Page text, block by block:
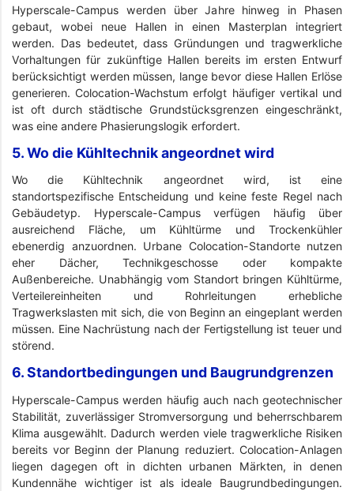
Hyperscale-Campus werden über Jahre hinweg in Phasen
gebaut, wobei neue Hallen in einen Masterplan integriert
werden. Das bedeutet, dass Gründungen und tragwerkliche
Vorhaltungen für zukünftige Hallen bereits im ersten Entwurf
berücksichtigt werden müssen, lange bevor diese Hallen Erlöse
generieren. Colocation-Wachstum erfolgt häufiger vertikal und
ist oft durch städtische Grundstücksgrenzen eingeschränkt,
was eine andere Phasierungslogik erfordert.
5. Wo die Kühltechnik angeordnet wird
Wo die Kühltechnik angeordnet wird, ist eine
standortspezifische Entscheidung und keine feste Regel nach
Gebäudetyp. Hyperscale-Campus verfügen häufig über
ausreichend Fläche, um Kühltürme und Trockenkühler
ebenerdig anzuordnen. Urbane Colocation-Standorte nutzen
eher Dächer, Technikgeschosse oder kompakte
Außenbereiche. Unabhängig vom Standort bringen Kühltürme,
Verteilereinheiten und Rohrleitungen erhebliche
Tragwerkslasten mit sich, die von Beginn an eingeplant werden
müssen. Eine Nachrüstung nach der Fertigstellung ist teuer und
störend.
6. Standortbedingungen und Baugrundgrenzen
Hyperscale-Campus werden häufig auch nach geotechnischer
Stabilität, zuverlässiger Stromversorgung und beherrschbarem
Klima ausgewählt. Dadurch werden viele tragwerkliche Risiken
bereits vor Beginn der Planung reduziert. Colocation-Anlagen
liegen dagegen oft in dichten urbanen Märkten, in denen
Kundennähe wichtiger ist als ideale Baugrundbedingungen.